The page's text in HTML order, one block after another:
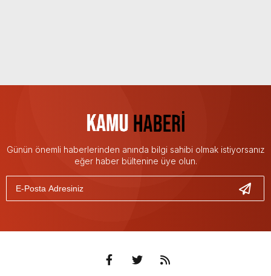
Günün önemli haberlerinden anında bilgi sahibi olmak istiyorsanız
eğer haber bültenine üye olun.